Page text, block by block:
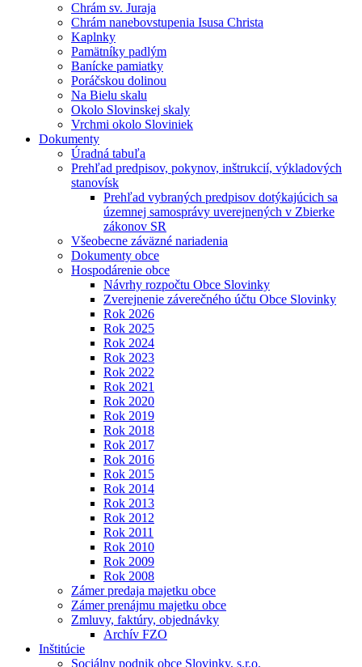
Chrám sv. Juraja
Chrám nanebovstupenia Isusa Christa
Kaplnky
Pamätníky padlým
Banícke pamiatky
Poráčskou dolinou
Na Bielu skalu
Okolo Slovinskej skaly
Vrchmi okolo Sloviniek
Dokumenty
Úradná tabuľa
Prehľad predpisov, pokynov, inštrukcií, výkladových
stanovísk
Prehľad vybraných predpisov dotýkajúcich sa
územnej samosprávy uverejnených v Zbierke
zákonov SR
Všeobecne záväzné nariadenia
Dokumenty obce
Hospodárenie obce
Návrhy rozpočtu Obce Slovinky
Zverejnenie záverečného účtu Obce Slovinky
Rok 2026
Rok 2025
Rok 2024
Rok 2023
Rok 2022
Rok 2021
Rok 2020
Rok 2019
Rok 2018
Rok 2017
Rok 2016
Rok 2015
Rok 2014
Rok 2013
Rok 2012
Rok 2011
Rok 2010
Rok 2009
Rok 2008
Zámer predaja majetku obce
Zámer prenájmu majetku obce
Zmluvy, faktúry, objednávky
Archív FZO
Inštitúcie
Sociálny podnik obce Slovinky, s.r.o.